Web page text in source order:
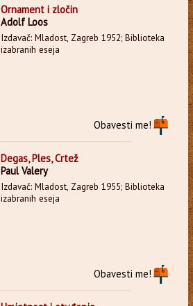
Ornament i zločin
Adolf Loos
Izdavač: Mladost, Zagreb 1952; Biblioteka
izabranih eseja
Obavesti me!
Degas, Ples, Crtež
Paul Valery
Izdavač: Mladost, Zagreb 1955; Biblioteka
izabranih eseja
Obavesti me!